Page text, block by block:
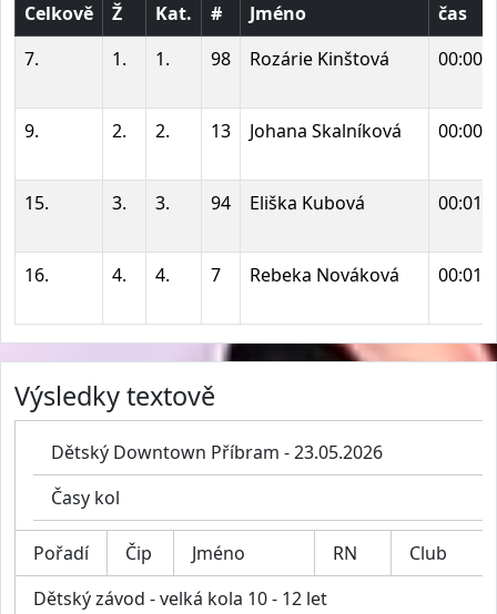
Celkově
Ž
Kat. # Jméno
čas
7.
1. 1. 98 Rozárie Kinštová
9. 2. 2. 13 Johana Skalníková
15. 3. 3. 94 Eliška Kubová
16. 4. 4. 7 Rebeka Nováková
Výsledky textově
Dětský Downtown Příbram - 23.05.2026
Časy kol
Pořadí Čip Jméno RN
Club
Dětský závod - velká kola 10 - 12 let